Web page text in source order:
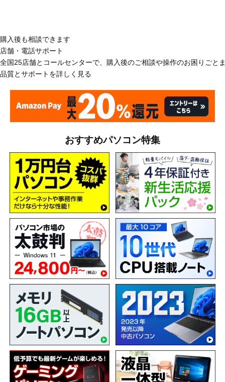
購入後も相談できます
店舗・電話サポート
全国25店舗とコールセンターで、購入後のご相談や操作のお困りごと
品質とサポートを詳しく見る
おすすめパソコン特集